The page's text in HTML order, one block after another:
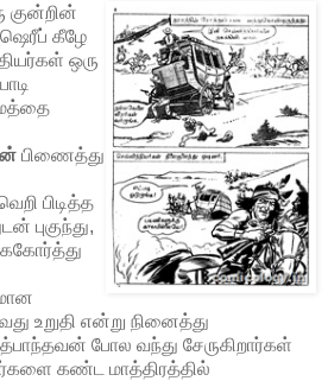
குன்றின்
ஷெரீப் கீழே
ஒரு
பிணைத்து
பிடித்த
புகுந்து,
உறுதி என்று நினைத்து
போல வந்து சேருகிறார்கள்
கண்ட மாத்திரத்தில்